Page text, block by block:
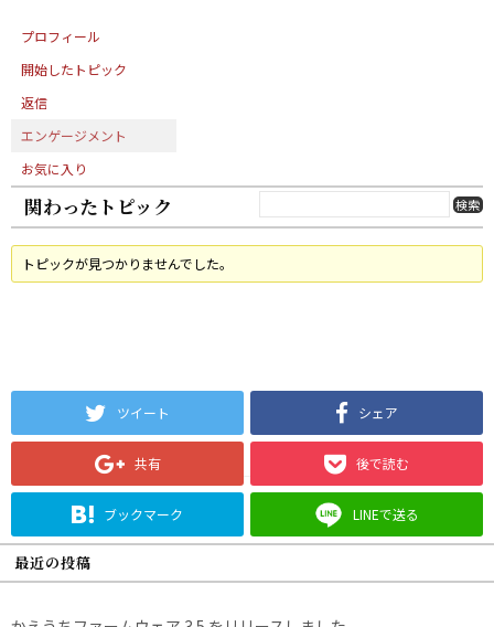
プロフィール
開始したトピック
返信
エンゲージメント
お気に入り
関わったトピック
トピックが見つかりませんでした。
ツイート シェア
共有 後で読む
ブックマーク LINEで送る
最近の投稿